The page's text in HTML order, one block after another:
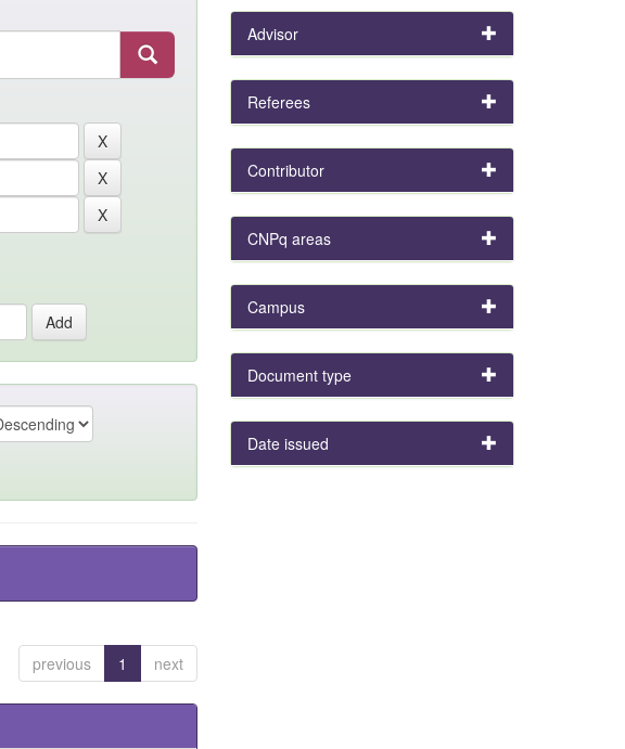
previous 1 next
Advisor
Referees
Contributor
CNPq areas
Campus
Document type
Date issued